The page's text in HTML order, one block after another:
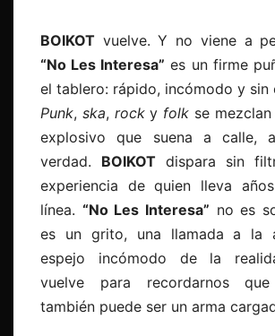
BOIKOT vuelve. Y no viene a
“No Les Interesa” es un firme
el tablero: rápido, incómodo y sin
Punk, ska, rocky folk se
explosivo que suena a calle,
verdad. BOIKOT dispara sin
experiencia de quien lleva
línea. “No Les Interesa” no es
es un grito, una llamada a la
espejo incómodo de la
vuelve para recordarnos
también puede ser un arma